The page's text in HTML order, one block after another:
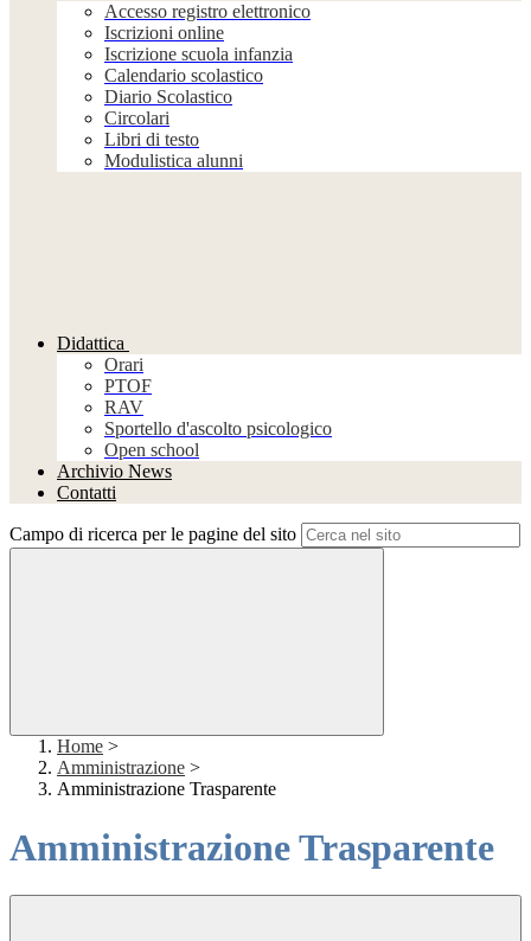
Accesso registro elettronico
Iscrizioni online
Iscrizione scuola infanzia
Calendario scolastico
Diario Scolastico
Circolari
Libri di testo
Modulistica alunni
Didattica
Orari
PTOF
RAV
Sportello d'ascolto psicologico
Open school
Archivio News
Contatti
Campo di ricerca per le pagine del sito
Home >
Amministrazione >
Amministrazione Trasparente
Amministrazione Trasparente